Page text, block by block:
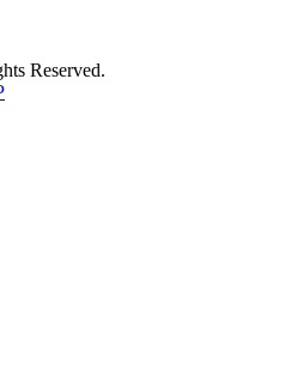
Reserved.